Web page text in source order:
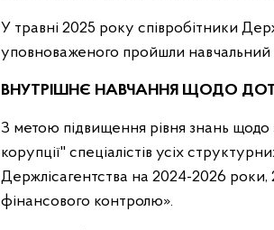
У травні 2025 року співробітники
уповноваженого пройшли
ВНУТРІШНЄ НАВЧАННЯ ЩОДО
З метою підвищення рівня знань
корупції" спеціалістів усіх
Держлісагентства на 2024-2026
фінансового контролю».